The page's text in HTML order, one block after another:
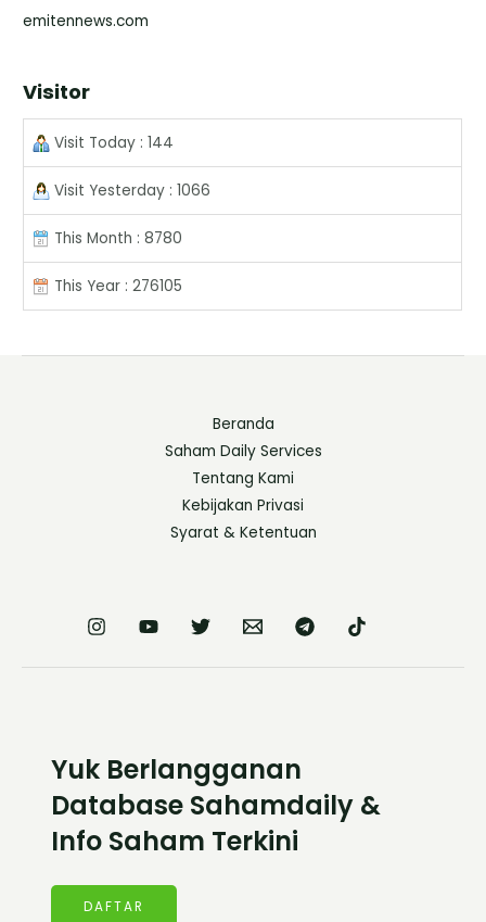
emitennews.com
Visitor
Visit Today : 144
Visit Yesterday : 1066
This Month : 8780
This Year : 276105
Beranda
Saham Daily Services
Tentang Kami
Kebijakan Privasi
Syarat & Ketentuan
Yuk Berlangganan
Database Sahamdaily &
Info Saham Terkini
DAFTAR